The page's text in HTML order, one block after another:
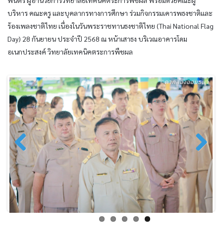
บริหาร คณะครู และบุคลากรทางการศึกษา ร่วมกิจกรรมเคารพธงชาติและ
ร้องเพลงชาติไทย เนื่องในวันพระราชทานธงชาติไทย (Thai National Flag
Day) 28 กันยายน ประจำปี 2568 ณ หน้าเสาธง บริเวณอาคารโดม
อเนกประสงค์ วิทยาลัยเทคนิคตระการพืชผล
Previo
us